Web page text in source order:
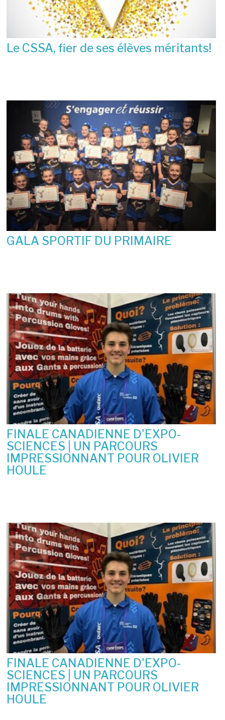
Le CSSA, fier de ses élèves méritants!
GALA SPORTIF DU PRIMAIRE
FINALE CANADIENNE D'EXPO-
SCIENCES | UN PARCOURS
IMPRESSIONNANT POUR OLIVIER
HOULE
FINALE CANADIENNE D'EXPO-
SCIENCES | UN PARCOURS
IMPRESSIONNANT POUR OLIVIER
HOULE